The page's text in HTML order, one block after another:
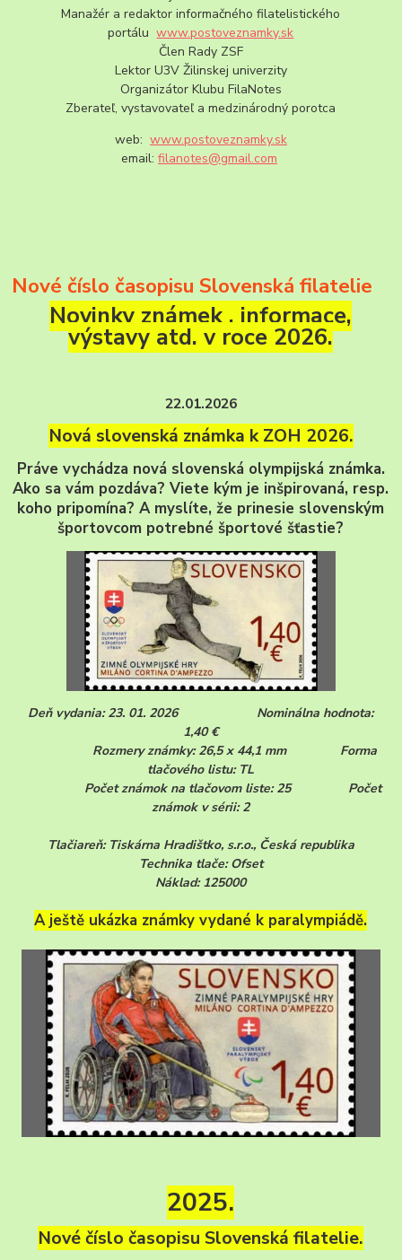
Manažér a redaktor informačného filatelistického
portáluwww.postoveznamky.sk
Člen Rady ZSF
Lektor U3V Žilinskej univerzity
Organizátor Klubu FilaNotes
Zberateľ, vystavovateľ a medzinárodný porotca
web: www.postoveznamky.sk
email: filanotes@gmail.com
Nové číslo časopisu Slovenská filatelie
Novinky známek , informace,
výstavy atd. v roce 2026.
22.01.2026
Nová slovenská známka k ZOH 2026.
Práve vychádza nová slovenská olympijská známka.
Ako sa vám pozdáva? Viete kým je inšpirovaná, resp.
koho pripomína? A myslíte, že prinesie slovenským
športovcom potrebné športové šťastie?
Deň vydania: 23. 01. 2026 Nominálna hodnota:
1,40 €
Rozmery známky: 26,5 x 44,1 mm Forma
tlačového listu: TL
Počet známok na tlačovom liste: 25 Počet
známok v sérii: 2
Tlačiareň: Tiskárna Hradištko, s.r.o., Česká republika
Technika tlače: Ofset
Náklad: 125000
A ještě ukázka známky vydané k paralympiádě.
2025.
Nové číslo časopisu Slovenská filatelie.